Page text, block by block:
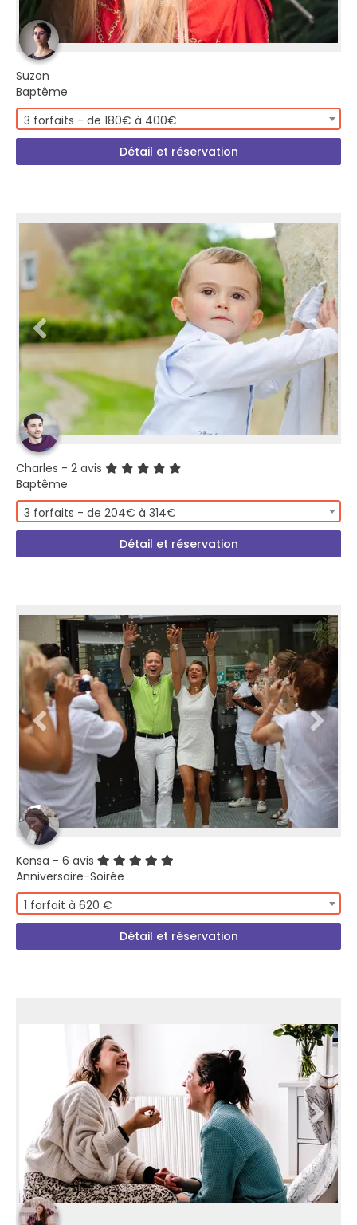
Suzon
Baptême
3 forfaits - de 180€ à 400€
Détail et réservation
Charles - 2 avis
Baptême
3 forfaits - de 204€ à 314€
Détail et réservation
Kensa - 6 avis
Anniversaire-Soirée
1 forfait à 620 €
Détail et réservation